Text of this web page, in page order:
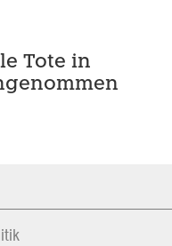
Tote in